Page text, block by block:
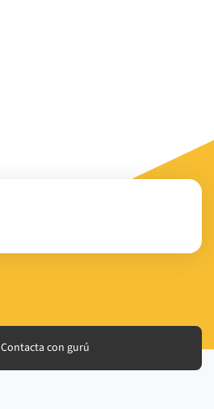
Contacta con gurú